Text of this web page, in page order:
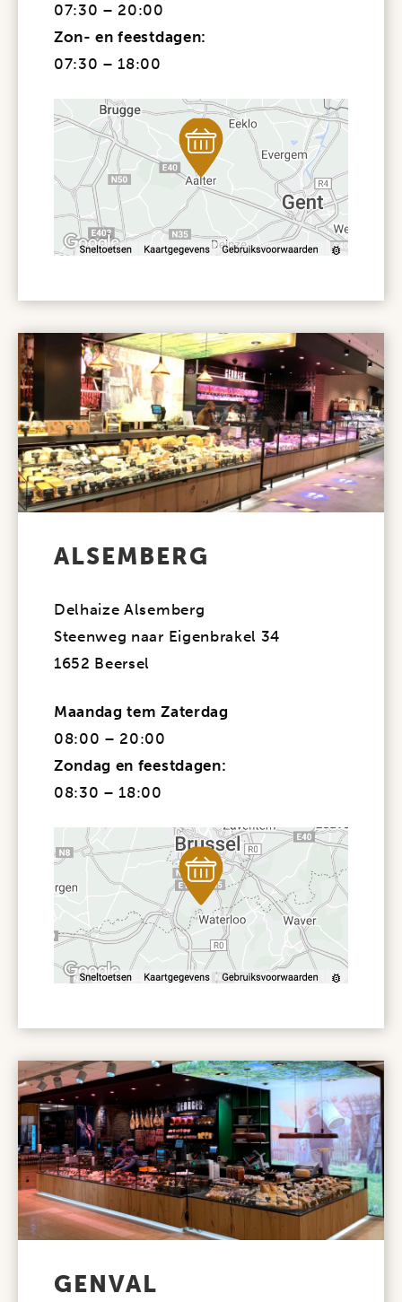
07:30 – 20:00
Zon- en feestdagen:
07:30 – 18:00
ALSEMBERG
Delhaize Alsemberg
Steenweg naar Eigenbrakel 34
1652 Beersel
Maandagtem Zaterdag
08:00 – 20:00
Zondag en feestdagen:
08:30 – 18:00
GENVAL